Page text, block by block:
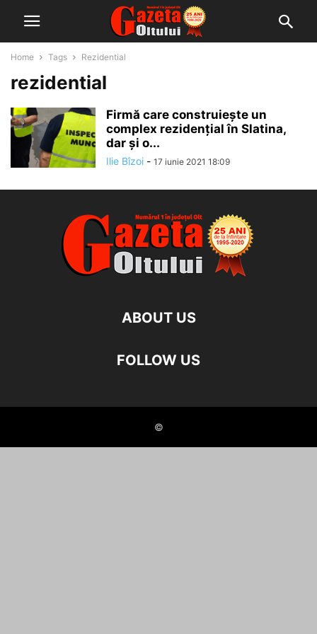
Home Tags Rezidential
rezidential
Firmă care construiește un
complex rezidențial în Slatina,
dar și o...
Ilie Bîzoi - 17 iunie 2021 18:09
ABOUT US
FOLLOW US
©